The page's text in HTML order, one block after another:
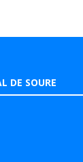
DE SOURE